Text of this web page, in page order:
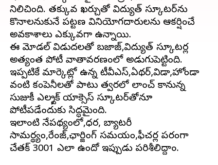
నిలిచింది. తక్కువ ఖర్చుతో విద్యుత్ స్కూటర్‌ను
కొనాలనుకునే పట్టణ వినియోగదారులను ఆకర్షించే
అవకాశాలు ఎక్కువగా ఉన్నాయి.
ఈ మోడల్ విడుదలతో బజాజ్,విద్యుత్ స్కూటర్ల
అత్యంత పోటీ వాతావరణంలోకి అడుగుపెట్టింది.
ఇప్పటికే మార్కెట్లో ఉన్న టీవీఎస్,ఏథర్,విడా,హోండా
వంటి కంపెనీలతో పాటు త్వరలో లాంచ్ కానున్న
సుజుకీ ఎలక్ట్రిక్ యాక్సెస్ స్కూటర్‌తోనూ
పోటీపడేందుకు సిద్ధమైంది.
ఇలాంటి నేపథ్యంలో,ధర, బ్యాటరీ
సామర్థ్యం,రేంజ్,ఛార్జింగ్ సమయం,ఫీచర్ల పరంగా